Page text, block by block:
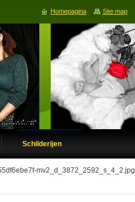
Schilderijen
mv2_d_3872_2592_s_4_2.jpg
Homepagina Site map